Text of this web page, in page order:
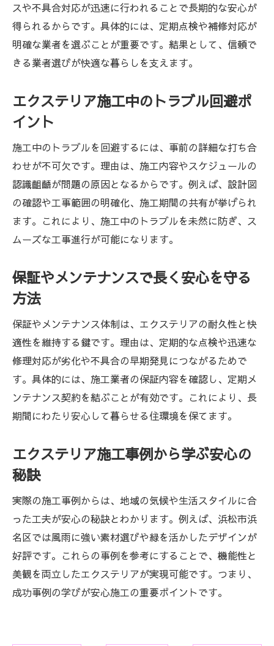
スや不具合対応が迅速に行われることで長期的な安心が
得られるからです。具体的には、定期点検や補修対応が
明確な業者を選ぶことが重要です。結果として、信頼で
きる業者選びが快適な暮らしを支えます。
エクステリア施工中のトラブル回避ポ
イント
施工中のトラブルを回避するには、事前の詳細な打ち合
わせが不可欠です。理由は、施工内容やスケジュールの
認識齟齬が問題の原因となるからです。例えば、設計図
の確認や工事範囲の明確化、施工期間の共有が挙げられ
ます。これにより、施工中のトラブルを未然に防ぎ、ス
ムーズな工事進行が可能になります。
保証やメンテナンスで長く安心を守る
方法
保証やメンテナンス体制は、エクステリアの耐久性と快
適性を維持する鍵です。理由は、定期的な点検や迅速な
修理対応が劣化や不具合の早期発見につながるためで
す。具体的には、施工業者の保証内容を確認し、定期メ
ンテナンス契約を結ぶことが有効です。これにより、長
期間にわたり安心して暮らせる住環境を保てます。
エクステリア施工事例から学ぶ安心の
秘訣
実際の施工事例からは、地域の気候や生活スタイルに合
った工夫が安心の秘訣とわかります。例えば、浜松市浜
名区では風雨に強い素材選びや緑を活かしたデザインが
好評です。これらの事例を参考にすることで、機能性と
美観を両立したエクステリアが実現可能です。つまり、
成功事例の学びが安心施工の重要ポイントです。